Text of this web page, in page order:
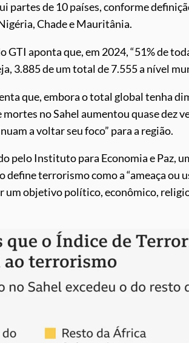
partes de 10 países, conforme
Chade e Mauritânia.
GTI aponta que, em 2024, “51% de
3.885 de um total de 7.555 a nível
que, embora o total global tenha
no Sahel aumentou quase dez
a voltar seu foco” para a região.
pelo Instituto para Economia e Paz,
terrorismo como a “ameaça ou
objetivo político, econômico,